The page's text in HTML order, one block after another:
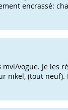
encrassé:
vogue. Je les
nikel, (tout neuf).